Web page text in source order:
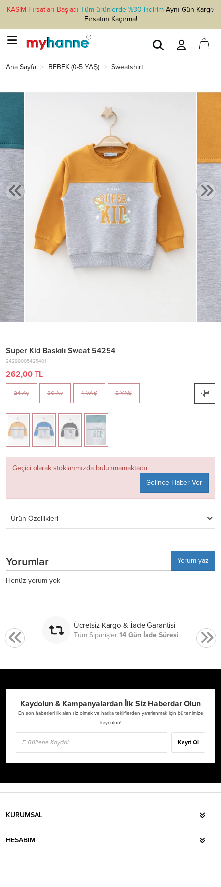
KASIM Fırsatları Başladı Tüm ürünlerde %30 indirimAynı Gün Kargo
Fırsatını Kaçırma!
Ana Sayfa BEBEK (0-5 YAŞ) Sweatshirt
Super Kid Baskılı Sweat 54254
24299005425401
262,00 TL
24 Ay 36 Ay 4 YAŞ 5 YAŞ
Geçici olarak stoklarımızda bulunmamaktadır.
Gelince Haber Ver
Ürün Özellikleri
Yorumlar
Yorum yaz
Henüz yorum yok
Ücretsiz Kargo & İade Garantisi
Tüm Siparişler14 Gün İade Süresi
Kaydolun & Kampanyalardan İlk Siz Haberdar Olun
En son haberleri ilk alan siz olmak ve harika tekliflerden yararlanmak için bültenimize
kaydolun!
Kayıt Ol
KURUMSAL
HESABIM